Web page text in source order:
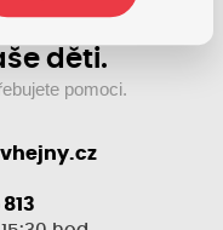
děti.
pomoci.